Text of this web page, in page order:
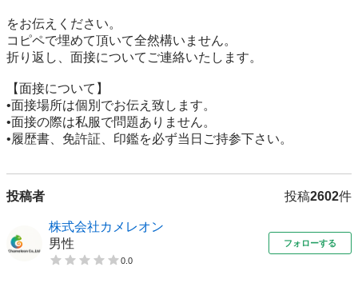
をお伝えください。
コピペで埋めて頂いて全然構いません。
折り返し、面接についてご連絡いたします。
【面接について】
•面接場所は個別でお伝え致します。
•面接の際は私服で問題ありません。
•履歴書、免許証、印鑑を必ず当日ご持参下さい。
投稿者 投稿2602件
株式会社カメレオン
男性
0.0
フォローする